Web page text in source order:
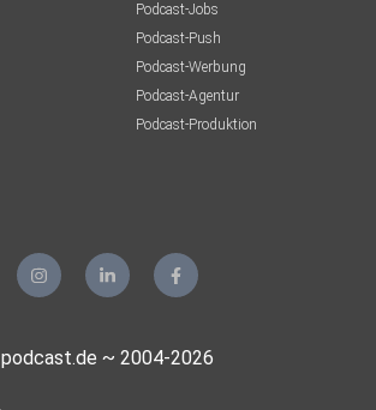
Podcast-Jobs
Podcast-Push
Podcast-Werbung
Podcast-Agentur
Podcast-Produktion
podcast.de ~ 2004-2026